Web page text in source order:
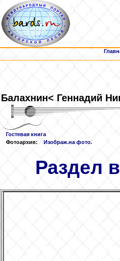
Балахнин< Геннадий
Гостевая книга
Фотоархив:
Изображ.на фото.
Раздел